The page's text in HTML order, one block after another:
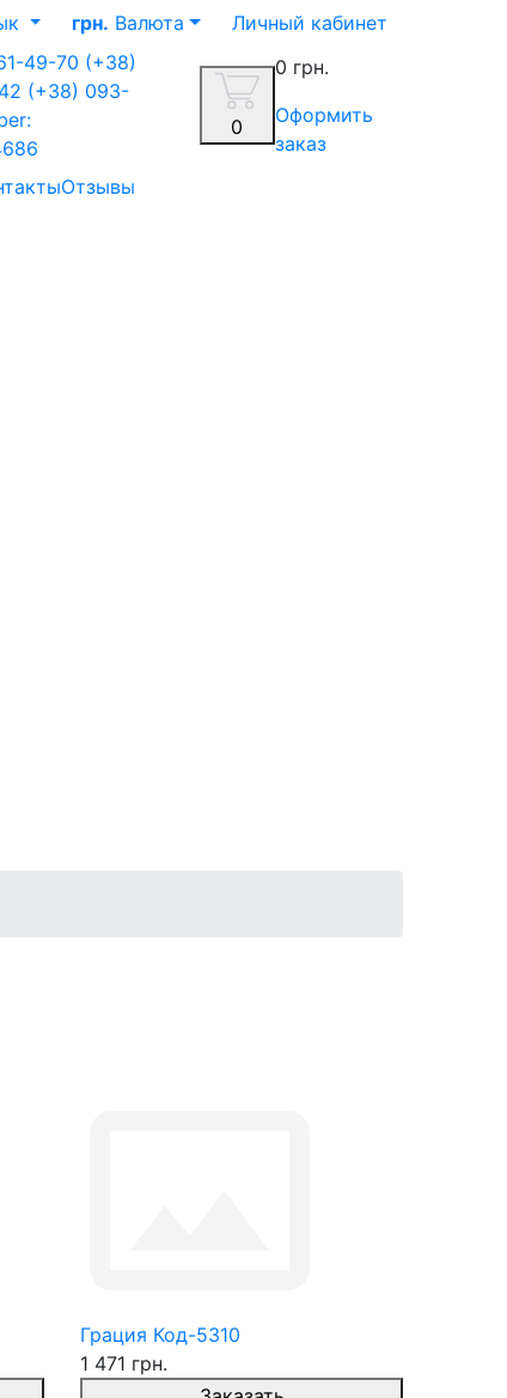
грн. Валюта
Личный кабинет
49-70 (+38)
(+38) 093-
0
0 грн.
Оформить
заказ
Отзывы
Грация Код-5310
1 471 грн.